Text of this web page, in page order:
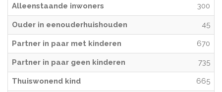
Alleenstaande inwoners 300
Ouder in eenouderhuishouden 45
Partner in paar met kinderen 670
Partner in paar geen kinderen 735
Thuiswonend kind 665